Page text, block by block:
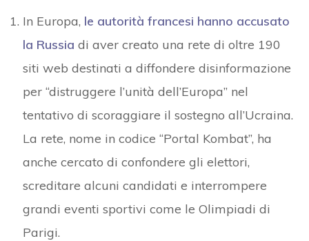
In Europa, le autorità francesi hanno accusato
la Russia di aver creato una rete di oltre 190
siti web destinati a diffondere disinformazione
per “distruggere l’unità dell’Europa” nel
tentativo di scoraggiare il sostegno all’Ucraina.
La rete, nome in codice “Portal Kombat”, ha
anche cercato di confondere gli elettori,
screditare alcuni candidati e interrompere
grandi eventi sportivi come le Olimpiadi di
Parigi.